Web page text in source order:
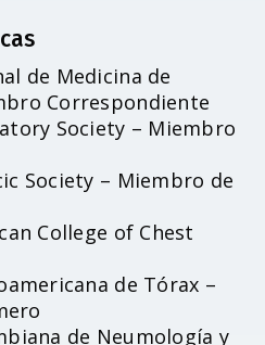
de Medicina de
Correspondiente
Society – Miembro
Society – Miembro de
College of Chest
de Tórax –
de Neumología y